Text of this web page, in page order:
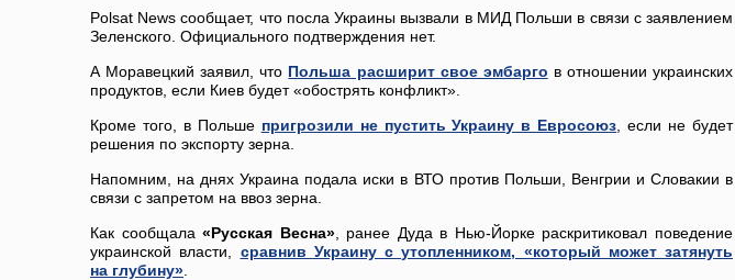
Polsat News сообщает, что посла Украины вызвали в МИД Польши в связи с заявлением
Зеленского. Официального подтверждения нет.
А Моравецкий заявил, что Польша расширит свое эмбарго в отношении украинских
продуктов, если Киев будет «обострять конфликт».
Кроме того, в Польше пригрозили не пустить Украину в Евросоюз , если не будет
решения по экспорту зерна.
Напомним, на днях Украина подала иски в ВТО против Польши, Венгрии и Словакии в
связи с запретом на ввоз зерна.
Как сообщала«Русская Весна», ранее Дуда в Нью-Йорке раскритиковал поведение
украинской власти,
сравнив Украину с утопленником, «который может затянуть
на глубину»